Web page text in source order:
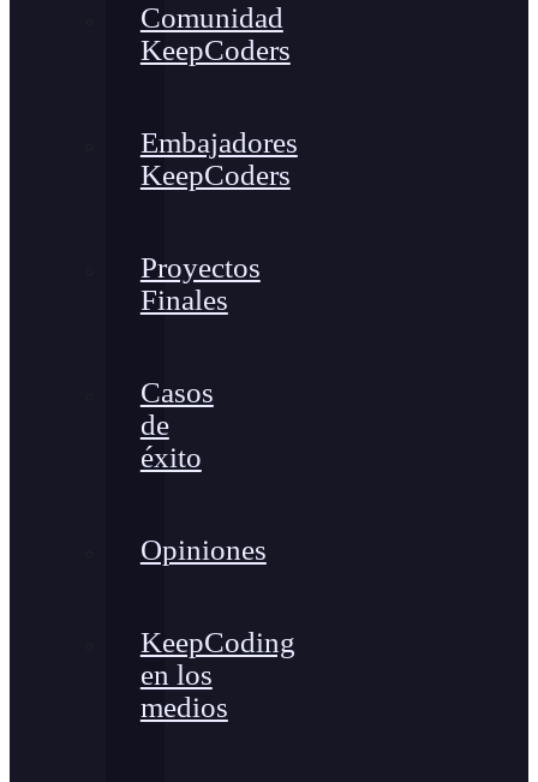
Comunidad
KeepCoders
Embajadores
KeepCoders
Proyectos
Finales
Casos
de
éxito
Opiniones
KeepCoding
en los
medios